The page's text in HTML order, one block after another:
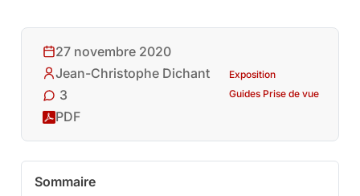
27 novembre 2020
Jean-Christophe Dichant
3
PDF
Exposition
Guides Prise de vue
Sommaire